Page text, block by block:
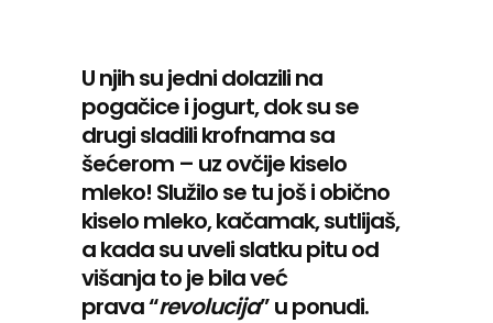
U njih su jedni dolazili na
pogačice i jogurt, dok su se
drugi sladili krofnama sa
šećerom – uz ovčije kiselo
mleko! Služilo se tu još i obično
kiselo mleko, kačamak, sutlijaš,
a kada su uveli slatku pitu od
višanja to je bila već
prava “revolucija” u ponudi.